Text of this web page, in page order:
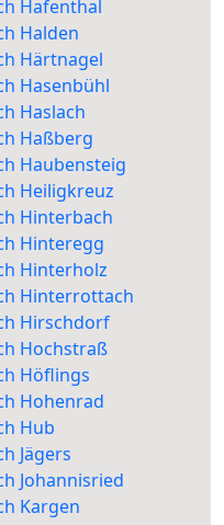
Hafenthal
Halden
Härtnagel
Hasenbühl
Haslach
Haßberg
Haubensteig
Heiligkreuz
Hinterbach
Hinteregg
Hinterholz
Hinterrottach
Hirschdorf
Hochstraß
Höflings
Hohenrad
Hub
Jägers
Johannisried
Kargen